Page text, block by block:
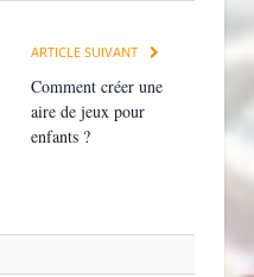
ARTICLE SUIVANT
Comment créer une
aire de jeux pour
enfants ?